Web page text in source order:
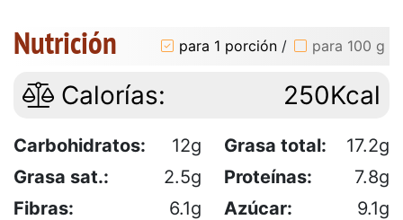
Nutrición para 1 porción / para 100 g
Calorías: 250Kcal
Carbohidratos: 12g Grasa total:
17.2g
Grasa sat.:
2.5g Proteínas:
7.8g
Fibras:
6.1g Azúcar:
9.1g